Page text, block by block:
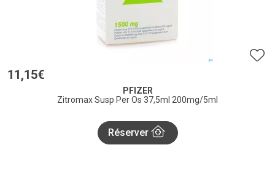
11 ,15€
PFIZER
Zitromax Susp Per Os 37,5ml 200mg/5ml
Réserver